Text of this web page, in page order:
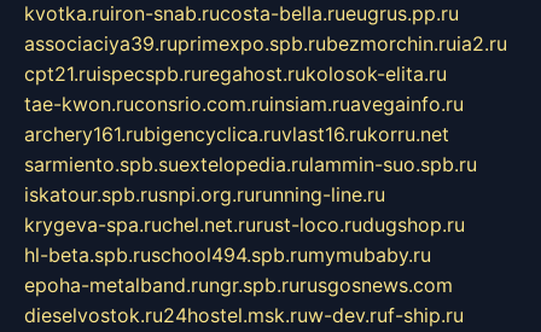
kvotka.ruiron-snab.rucosta-bella.rueugrus.pp.ru
associaciya39.ruprimexpo.spb.rubezmorchin.ruia2.ru
cpt21.ruispecspb.ruregahost.rukolosok-elita.ru
tae-kwon.ruconsrio.com.ruinsiam.ruavegainfo.ru
archery161.rubigencyclica.ruvlast16.rukorru.net
sarmiento.spb.suextelopedia.rulammin-suo.spb.ru
iskatour.spb.rusnpi.org.rurunning-line.ru
krygeva-spa.ruchel.net.rurust-loco.rudugshop.ru
hl-beta.spb.ruschool494.spb.rumymubaby.ru
epoha-metalband.rungr.spb.rurusgosnews.com
dieselvostok.ru24hostel.msk.ruw-dev.ruf-ship.ru